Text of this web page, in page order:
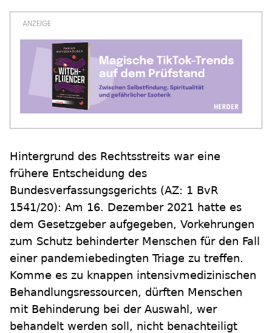
Hintergrund des Rechtsstreits war eine
frühere Entscheidung des
Bundesverfassungsgerichts (AZ: 1 BvR
1541/20): Am 16. Dezember 2021 hatte es
dem Gesetzgeber aufgegeben, Vorkehrungen
zum Schutz behinderter Menschen für den Fall
einer pandemiebedingten Triage zu treffen.
Komme es zu knappen intensivmedizinischen
Behandlungsressourcen, dürften Menschen
mit Behinderung bei der Auswahl, wer
behandelt werden soll, nicht benachteiligt